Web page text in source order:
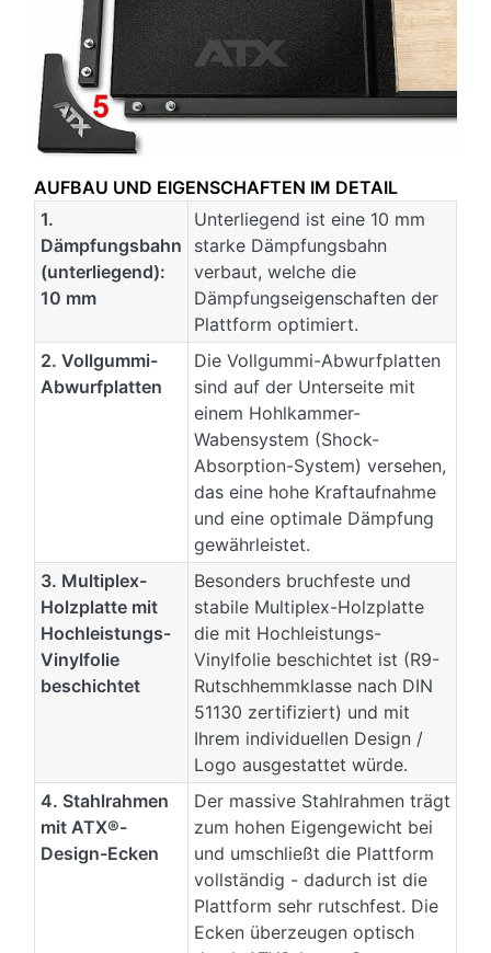
AUFBAU UND EIGENSCHAFTEN IM DETAIL
1.
Dämpfungsbahn
(unterliegend):
10 mm
Unterliegend ist eine 10 mm
starke Dämpfungsbahn
verbaut, welche die
Dämpfungseigenschaften der
Plattform optimiert.
2. Vollgummi-
Abwurfplatten
Die Vollgummi-Abwurfplatten
sind auf der Unterseite mit
einem Hohlkammer-
Wabensystem (Shock-
Absorption-System) versehen,
das eine hohe Kraftaufnahme
und eine optimale Dämpfung
gewährleistet.
3. Multiplex-
Holzplatte mit
Hochleistungs-
Vinylfolie
beschichtet
Besonders bruchfeste und
stabile Multiplex-Holzplatte
die mit Hochleistungs-
Vinylfolie beschichtet ist (R9-
Rutschhemmklasse nach DIN
51130 zertifiziert) und mit
Ihrem individuellen Design /
Logo ausgestattet würde.
4. Stahlrahmen
mit ATX®-
Design-Ecken
Der massive Stahlrahmen trägt
zum hohen Eigengewicht bei
und umschließt die Plattform
vollständig - dadurch ist die
Plattform sehr rutschfest. Die
Ecken überzeugen optisch